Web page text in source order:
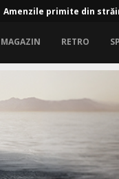
Amenzile primite din
MAGAZIN RETRO